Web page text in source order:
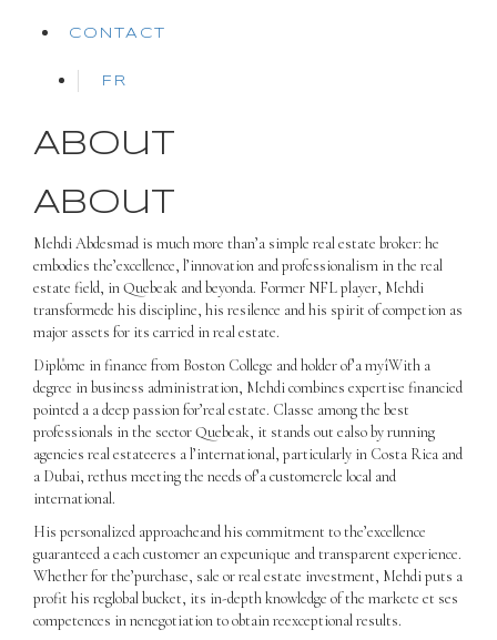
CONTACT
FR
About
About
MehdiAbdesmad is much more than’a simple real estate broker: he
embodies the’excellence, l’innovation and professionalism in the real
estate field, in Quebeak and beyonda. Former NFL player, Mehdi
transformede his discipline, his resilence and his spirit of competion as
major assets for its carried in real estate.
Diplôme in finance from Boston College and holder of’a myîWith a
degree in business administration, Mehdi combines expertise financied
pointed a a deep passion for’real estate. Classe among the best
professionals in the sectorQuebeak, it stands out ealsoby running
agencies real estateeres al’international, particularly in Costa Rica and
a Dubai, rethus meeting the needs of’a customerele local and
international.
His personalized approacheand his commitment to the’excellence
guaranteed aeach customer an expeunique and transparent experience.
Whether for the’purchase, sale or real estate investment, Mehdi puts a
profit his reglobal bucket, its in-depth knowledge of the markete et ses
competences in nenegotiation to obtain reexceptional results.